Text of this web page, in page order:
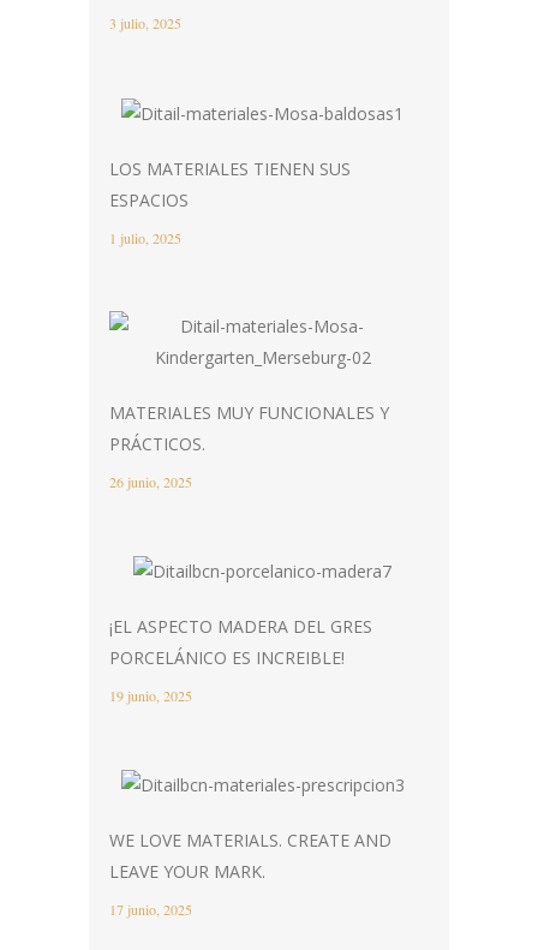
3 julio, 2025
LOS MATERIALES TIENEN SUS
ESPACIOS
1 julio, 2025
MATERIALES MUY FUNCIONALES Y
PRÁCTICOS.
26 junio, 2025
¡EL ASPECTO MADERA DEL GRES
PORCELÁNICO ES INCREIBLE!
19 junio, 2025
WE LOVE MATERIALS. CREATE AND
LEAVE YOUR MARK.
17 junio, 2025